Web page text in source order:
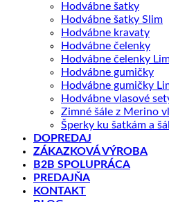
Hodvábne šatky
Hodvábne šatky Slim
Hodvábne kravaty
Hodvábne čelenky
Hodvábne čelenky
Hodvábne gumičky
Hodvábne gumičky
Hodvábne vlasové
Zimné šále z Merino
Šperky ku šatkám a
DOPREDAJ
ZÁKAZKOVÁ VÝROBA
B2B SPOLUPRÁCA
PREDAJŇA
KONTAKT